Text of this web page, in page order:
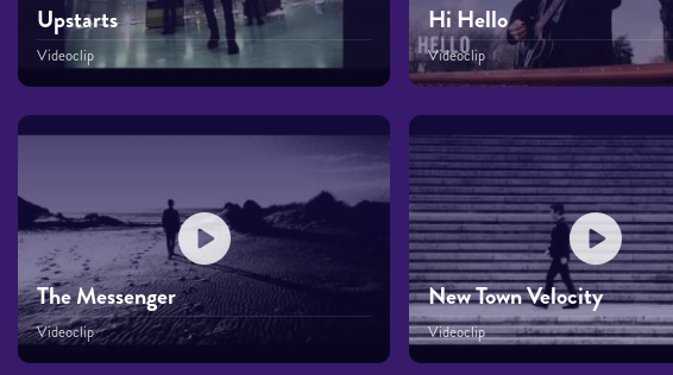
Upstarts
Videoclip
Hi Hello
Videoclip
The Messenger
Videoclip
New Town Velocity
Videoclip